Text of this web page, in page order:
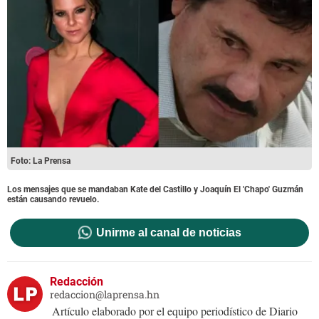
Foto: La Prensa
Los mensajes que se mandaban Kate del Castillo y Joaquín El 'Chapo' Guzmán
están causando revuelo.
Unirme al canal de noticias
Redacción
redaccion@laprensa.hn
Artículo elaborado por el equipo periodístico de Diario